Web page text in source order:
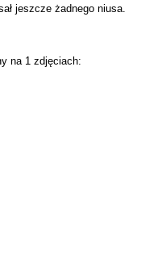
jeszcze żadnego niusa.
na 1 zdjęciach: